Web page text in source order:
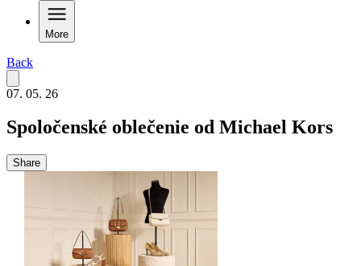
More
Back
07. 05. 26
Spoločenské oblečenie od Michael Kors
Share